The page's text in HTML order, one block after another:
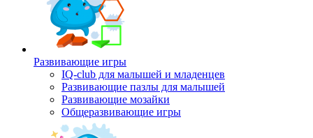
Развивающие игры
IQ-club для малышей и младенцев
Развивающие пазлы для малышей
Развивающие мозайки
Общеразвивающие игры